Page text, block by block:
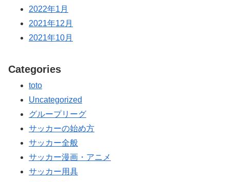
2022年1月
2021年12月
2021年10月
Categories
toto
Uncategorized
グループリーグ
サッカーの始め方
サッカー全般
サッカー漫画・アニメ
サッカー用具